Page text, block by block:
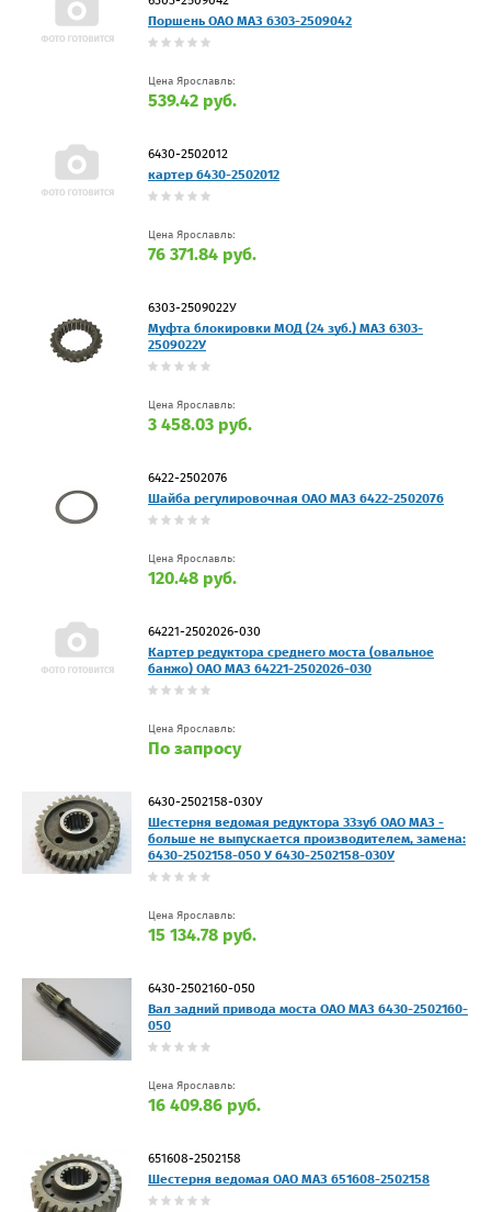
Поршень ОАО МАЗ 6303-2509042
Цена Ярославль:
539.42 руб.
6430-2502012
картер 6430-2502012
Цена Ярославль:
76 371.84 руб.
6303-2509022У
Муфта блокировки МОД (24 зуб.) МАЗ 6303-
2509022У
Цена Ярославль:
3 458.03 руб.
6422-2502076
Шайба регулировочная ОАО МАЗ 6422-2502076
Цена Ярославль:
120.48 руб.
64221-2502026-030
Картер редуктора среднего моста (овальное
банжо) ОАО МАЗ 64221-2502026-030
Цена Ярославль:
По запросу
6430-2502158-030У
Шестерня ведомая редуктора 33зуб ОАО МАЗ -
больше не выпускается производителем, замена:
6430-2502158-050 У 6430-2502158-030У
Цена Ярославль:
15 134.78 руб.
6430-2502160-050
Вал задний привода моста ОАО МАЗ 6430-2502160-
050
Цена Ярославль:
16 409.86 руб.
651608-2502158
Шестерня ведомая ОАО МАЗ 651608-2502158